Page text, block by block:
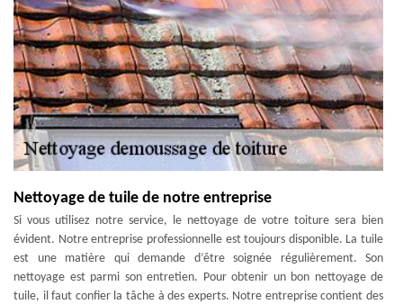
Nettoyage de tuile de notre entreprise
Si vous utilisez notre service, le nettoyage de votre toiture sera bien
évident. Notre entreprise professionnelle est toujours disponible. La tuile
est une matière qui demande d’être soignée régulièrement. Son
nettoyage est parmi son entretien. Pour obtenir un bon nettoyage de
tuile, il faut confier la tâche à des experts. Notre entreprise contient des